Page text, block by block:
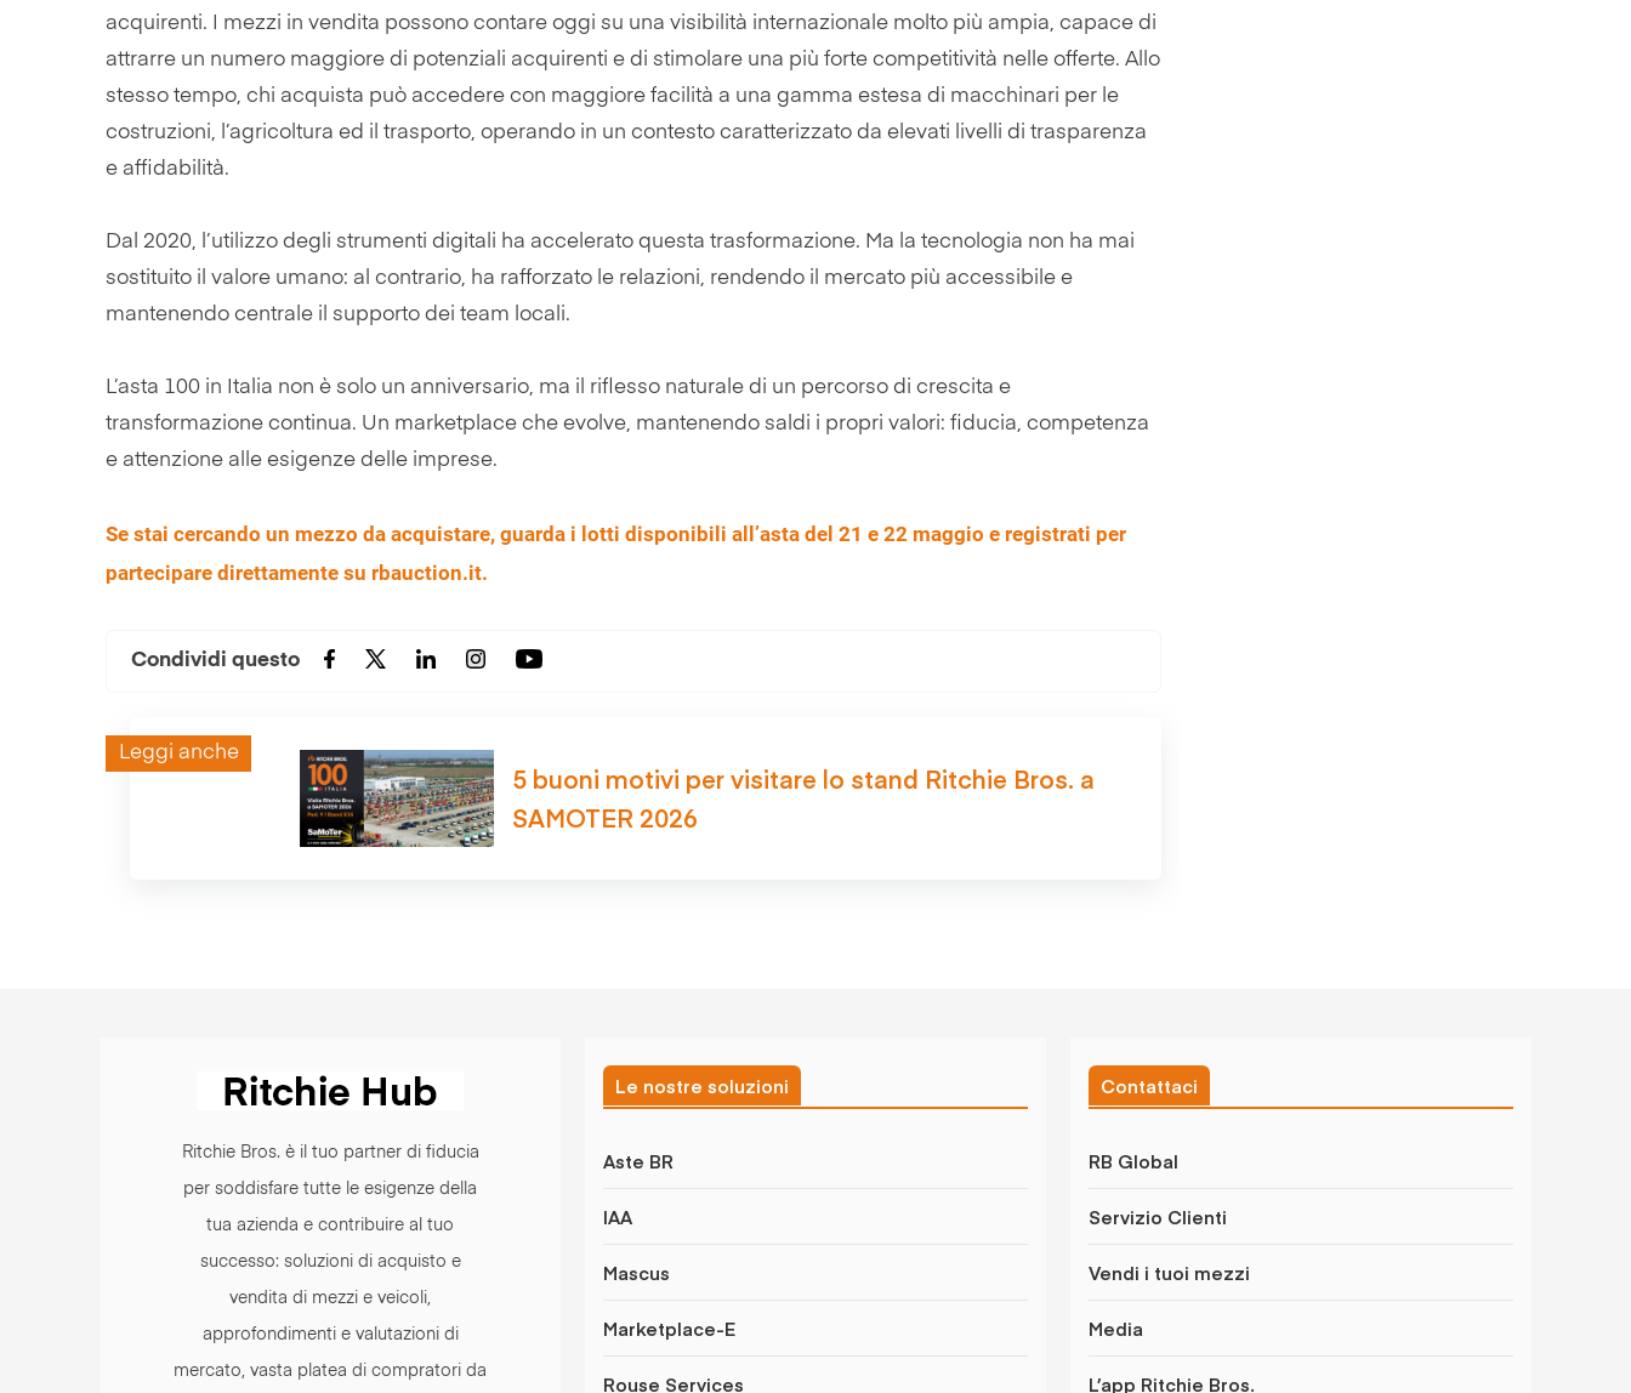
acquirenti. I mezzi in vendita possono contare oggi su una visibilità internazionale molto più ampia, capace di
attrarre un numero maggiore di potenziali acquirenti e di stimolare una più forte competitività nelle offerte. Allo
stesso tempo, chi acquista può accedere con maggiore facilità a una gamma estesa di macchinari per le
costruzioni, l’agricoltura ed il trasporto, operando in un contesto caratterizzato da elevati livelli di trasparenza
e affidabilità.
Dal 2020, l’utilizzo degli strumenti digitali ha accelerato questa trasformazione. Ma la tecnologia non ha mai
sostituito il valore umano: al contrario, ha rafforzato le relazioni, rendendo il mercato più accessibile e
mantenendo centrale il supporto dei team locali.
L’asta 100 in Italia non è solo un anniversario, ma il riflesso naturale di un percorso di crescita e
transformazione continua. Un marketplace che evolve, mantenendo saldi i propri valori: fiducia, competenza
e attenzione alle esigenze delle imprese.
Se stai cercando un mezzo da acquistare, guarda i lotti disponibili all’asta del 21 e 22 maggio e registrati per
partecipare direttamente su rbauction.it.
Condividi questo
Leggi anche
5 buoni motivi per visitare lo stand Ritchie Bros. a
SAMOTER 2026
Ritchie Bros. è il tuo partner di fiducia
per soddisfare tutte le esigenze della
tua azienda e contribuire al tuo
successo: soluzioni di acquisto e
vendita di mezzi e veicoli,
approfondimenti e valutazioni di
mercato, vasta platea di compratori da
Le nostre soluzioni
Aste BR
IAA
Mascus
Marketplace-E
Rouse Services
Contattaci
RB Global
Servizio Clienti
Vendi i tuoi mezzi
Media
L’app Ritchie Bros.